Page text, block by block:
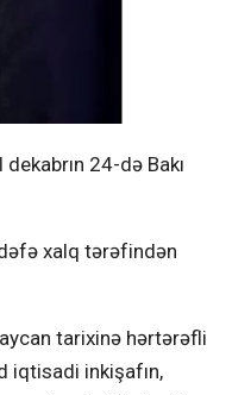
24-də Bakı
xalq tərəfindən
tarixinə hərtərəfli
iqtisadi inkişafın,